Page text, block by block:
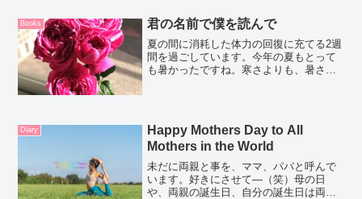
Books 君の名前で僕を読んで
夏の間に消耗した体力の回復に充てる2週
間を過ごしています。今年の夏もとって
も暑かったですね。寒さよりも、暑さの
Diary
Happy Mothers Day to All
Mothers in the World
未だに両親と事を、ママ、パパと呼んで
います。好きにさせて―（笑）母の日
や、両親の誕生日、自分の誕生日は両親